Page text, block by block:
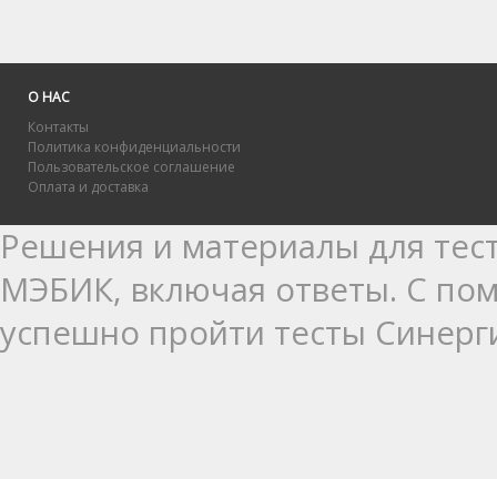
О НАС
Контакты
Политика конфиденциальности
Пользовательское соглашение
Оплата и доставка
Решения и материалы для
МЭБИК, включая ответы. С
успешно пройти тесты